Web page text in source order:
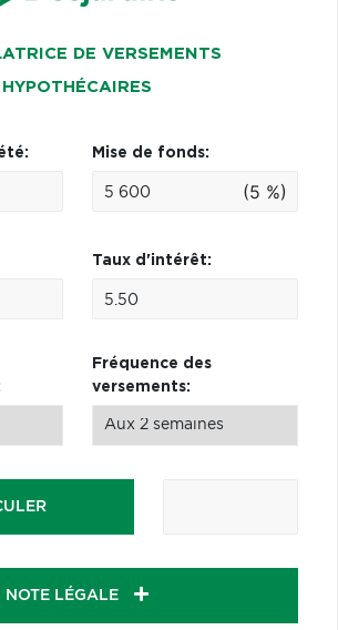
DE VERSEMENTS
HYPOTHÉCAIRES
Mise de fonds:
(5 %)
Taux d'intérêt:
Fréquence des
versements:
NOTE LÉGALE